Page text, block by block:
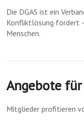
Die DGAS ist ein
Konfliktlösung fördert
Menschen.
Angebote
Mitglieder profitieren